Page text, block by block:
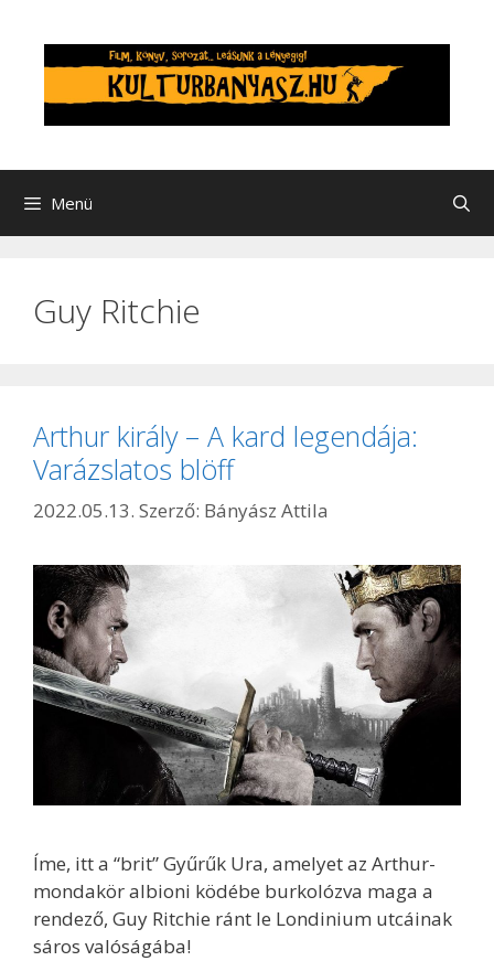
tartalomba
Menü
Guy Ritchie
Arthur király – A kard legendája:
Varázslatos blöff
2022.05.13. Szerző: Bányász Attila
Íme, itt a “brit” Gyűrűk Ura, amelyet az Arthur-
mondakör albioni ködébe burkolózva maga a
rendező, Guy Ritchie ránt le Londinium utcáinak
sáros valóságába!